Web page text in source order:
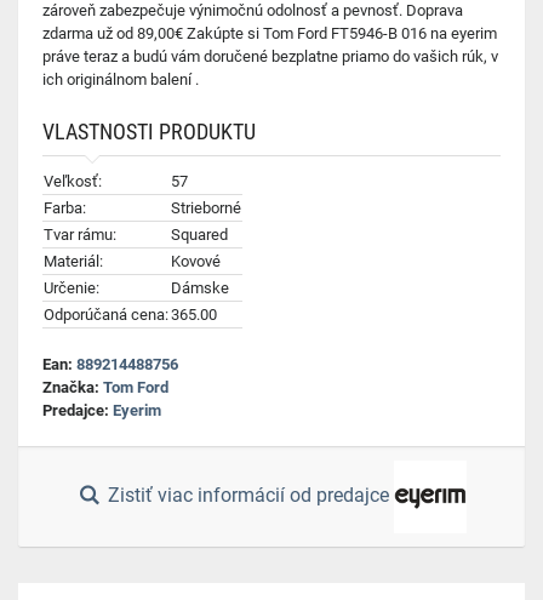
zároveň zabezpečuje výnimočnú odolnosť a pevnosť. Doprava
zdarma už od 89,00€ Zakúpte si Tom Ford FT5946-B 016 na eyerim
práve teraz a budú vám doručené bezplatne priamo do vašich rúk, v
ich originálnom balení .
VLASTNOSTI PRODUKTU
Veľkosť:
57
Farba:
Strieborné
Tvar rámu:
Squared
Materiál:
Kovové
Určenie:
Dámske
Odporúčaná cena:365.00
Ean: 889214488756
Značka: Tom Ford
Predajce: Eyerim
Zistiť viac informácií od predajce